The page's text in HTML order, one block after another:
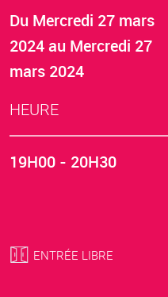
Du Mercredi 27 mars
2024au Mercredi 27
mars 2024
HEURE
19H00 - 20H30
ENTRÉE LIBRE